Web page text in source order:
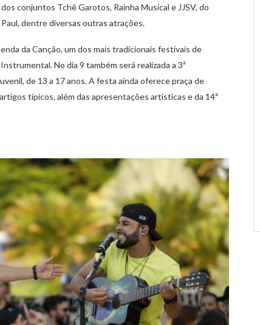
conjuntos Tchê Garotos, Rainha Musical e JJSV, do
dentre diversas outras atrações.
da Canção, um dos mais tradicionais festivais de
No dia 9 também será realizada a 3ª
de 13 a 17 anos. A festa ainda oferece praça de
típicos, além das apresentações artísticas e da 14ª